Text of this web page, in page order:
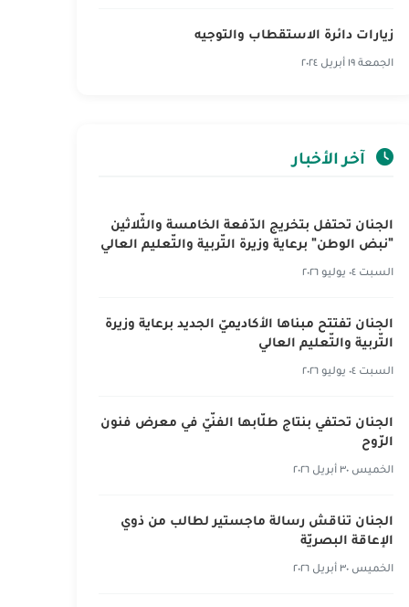
زيارات دائرة الاستقطاب والتوجيه
الجمعة ١٩ أبريل ٢٠٢٤
آخر الأخبار
الجنان تحتفل بتخريج الدّفعة الخامسة والثّلاثين
"نبض الوطن" برعاية وزيرة التّربية والتّعليم العالي
السبت ٠٤ يوليو ٢٠٢٦
الجنان تفتتح مبناها الأكاديميّ الجديد برعاية وزيرة
التّربية والتّعليم العالي
السبت ٠٤ يوليو ٢٠٢٦
الجنان تحتفي بنتاج طلّابها الفنّيّ في معرض فنون
الرّوح
الخميس ٣٠ أبريل ٢٠٢٦
الجنان تناقش رسالة ماجستير لطالب من ذوي
الإعاقة البصريّة
الخميس ٣٠ أبريل ٢٠٢٦